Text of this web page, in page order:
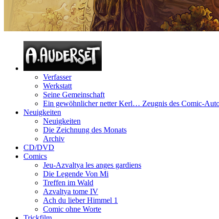
Verfasser
Werkstatt
Seine Gemeinschaft
Ein gewöhnlicher netter Kerl… Zeugnis des Comic-
Neuigkeiten
Neuigkeiten
Die Zeichnung des Monats
Archiv
CD/DVD
Comics
Jeu-Azvaltya les anges gardiens
Die Legende Von Mi
Treffen im Wald
Azvaltya tome IV
Ach du lieber Himmel 1
Comic ohne Worte